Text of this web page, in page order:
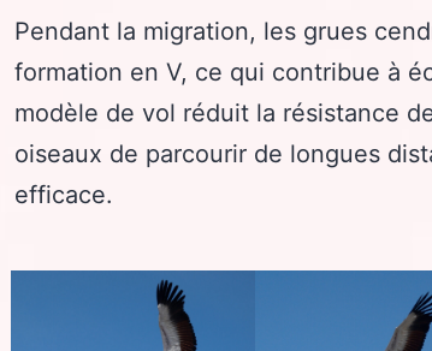
Pendant la migration, les grues
formation en V, ce qui contribue à
modèle de vol réduit la résistance
oiseaux de parcourir de longues
efficace.